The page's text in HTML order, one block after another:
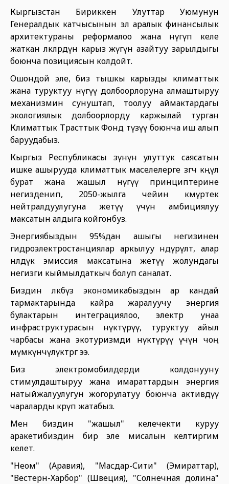
Кыргызстан Бириккен Улуттар Уюмунун
Генералдык катчысынын эл аралык финансылык
архитектураны реформалоо жана өнүгүп келе
жаткан өлкөлөрдүн карыз жүгүн азайтуу зарылдыгы
боюнча позициясын колдойт.
Ошондой эле, биз тышкы карызды климаттык
жана туруктуу өнүгүү долбоорлоруна алмаштыруу
механизмин сунуштап, тоолуу аймактардагы
экологиялык долбоорлорду каржылай турган
Климаттык Трасттык Фонд түзүү боюнча иш алып
баруудабыз.
Кыргыз Республикасы өзүнүн улуттук саясатын
ишке ашырууда климаттык маселелерге өзгөчө көңүл
бурат жана жашыл өнүгүү принциптерине
негизденип, 2050-жылга чейин көмүртек
нейтралдуулугуна жетүү үчүн амбициялуу
максатын алдыга койгонбуз.
Энергиябыздын 95%дан ашыгы негизинен
гидроэлектростанциялар аркылуу өндүрүлөт, алар
нөлдүк эмиссия максатына жетүү жолундагы
негизги кыймылдаткыч болуп саналат.
Биздин өлкөбүз экономикабыздын ар кандай
тармактарында кайра жаралуучу энергия
булактарын интеграциялоо, электр унаа
инфраструктурасын өнүктүрүү, туруктуу айыл
чарбасы жана экотуризмди өнүктүрүү үчүн чоң
мүмкүнчүлүктөргө ээ.
Биз электромобилдерди колдонууну
стимулдаштыруу жана имараттардын энергия
натыйжалуулугун жогорулатуу боюнча активдүү
чараларды көрүп жатабыз.
Мен биздин "жашыл" келечекти куруу
аракетибиздин бир эле мисалын келтиргим
келет.
"Неом" (Аравия), "Масдар-Сити" (Эмираттар),
"Вестерн-Харбор" (Швеция), "Солнечная долина"